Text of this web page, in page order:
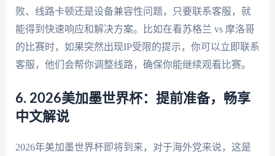
败、线路卡顿还是设备兼容性问题，只要联系客服，就
能得到快速响应和解决方案。比如在看苏格兰 vs 摩洛哥
的比赛时，如果突然出现IP受限的提示，你可以立即联系
客服，他们会帮你调整线路，确保你能继续观看比赛。
6. 2026美加墨世界杯：提前准备，畅享
中文解说
2026年美加墨世界杯即将到来，对于海外党来说，这是